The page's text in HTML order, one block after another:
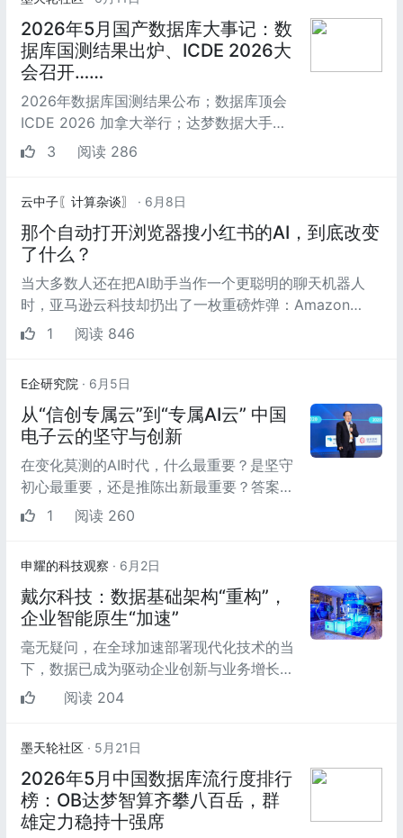
2026年5月国产数据库大事记：数
据库国测结果出炉、ICDE 2026大
会召开……
2026年数据库国测结果公布；数据库顶会
ICDE 2026 加拿大举行；达梦数据大手笔
分红1.13亿元；海量数据拟募资不超7.02
3 阅读 286
云中子〖计算杂谈〗 · 6月8日
那个自动打开浏览器搜小红书的AI，到底改变
了什么？
当大多数人还在把AI助手当作一个更聪明的聊天机器人
时，亚马逊云科技却扔出了一枚重磅炸弹：Amazon
Quick。这不仅仅是一个产品更新，更...
1 阅读 846
E企研究院 · 6月5日
从“信创专属云”到“专属AI云” 中国
电子云的坚守与创新
在变化莫测的AI时代，什么最重要？是坚守
初心最重要，还是推陈出新最重要？答案当
然是都重要。既要坚守初心，也要推陈出
1 阅读 260
申耀的科技观察 · 6月2日
戴尔科技：数据基础架构“重构”，
企业智能原生“加速”
毫无疑问，在全球加速部署现代化技术的当
下，数据已成为驱动企业创新与业务增长的
核心生产力要素。在这一进程中，现代化数
阅读 204
墨天轮社区 · 5月21日
2026年5月中国数据库流行度排行
榜：OB达梦智算齐攀八百岳，群
雄定力稳持十强席